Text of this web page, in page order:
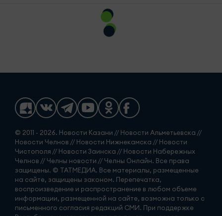
© 2011 - 2026. Новости Казани // Новости Альметьевска //
Новости Челнов // Новости Нижнекамска // Новости
Чистополя // Новости Заинска // Новости Набережных
Челнов // Челны новости // Челны Онлайн. Все права
защищены. © ТАТМЕДИА. Все материалы, размещенные
на сайте, защищены законом. Перепечатка,
воспроизведение и распространение в любом объеме
информации, размещенной на сайте, возможна только с
письменного согласия редакций СМИ. При поддержке